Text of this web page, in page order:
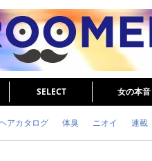
SELECT 女の本音
アカタログ 体臭 ニオイ 連載